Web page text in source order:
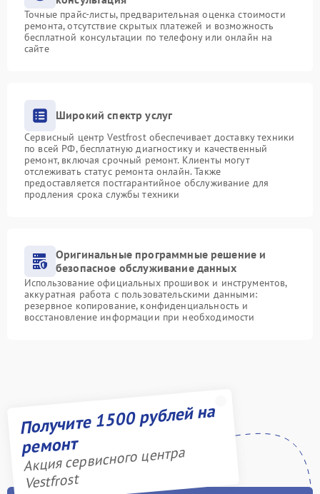
Точные прайс-листы, предварительная оценка стоимости
ремонта, отсутствие скрытых платежей и возможность
бесплатной консультации по телефону или онлайн на
сайте
Широкий спектр услуг
Сервисный центр Vestfrost обеспечивает доставку техники
по всей РФ, бесплатную диагностику и качественный
ремонт, включая срочный ремонт. Клиенты могут
отслеживать статус ремонта онлайн. Также
предоставляется постгарантийное обслуживание для
продления срока службы техники
Оригинальные программные решение и
безопасное обслуживание данных
Использование официальных прошивок и инструментов,
аккуратная работа с пользовательскими данными:
резервное копирование, конфиденциальность и
восстановление информации при необходимости
Получите 1500 рублей на
ремонт
Акция сервисного центра
Vestfrost